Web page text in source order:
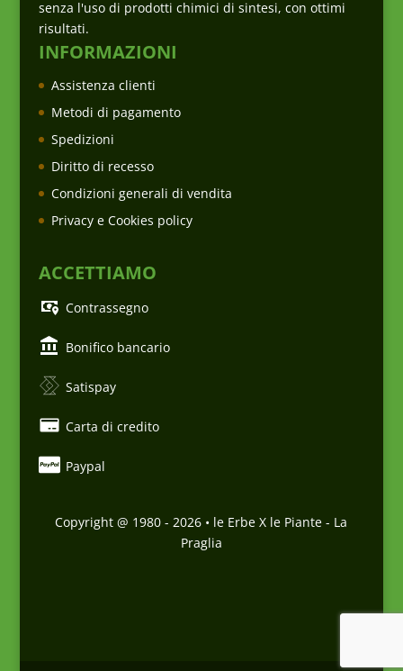
senza l'uso di prodotti chimici di sintesi, con ottimi
risultati.
INFORMAZIONI
Assistenza clienti
Metodi di pagamento
Spedizioni
Diritto di recesso
Condizioni generali di vendita
Privacy e Cookies policy
ACCETTIAMO
Contrassegno
Bonifico bancario
Satispay
Carta di credito
Paypal
Copyright @ 1980 -2026 • le Erbe X le Piante - La
Praglia